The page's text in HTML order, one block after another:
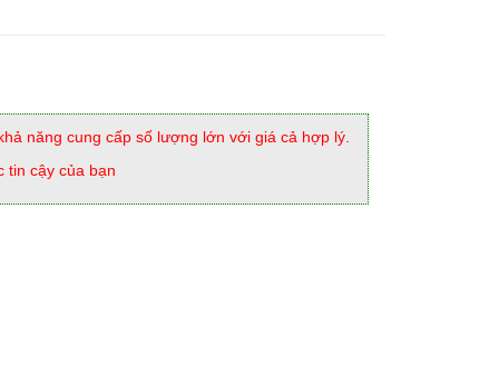
năng cung cấp số lượng lớn với giá cả hợp lý.
tin cậy của bạn